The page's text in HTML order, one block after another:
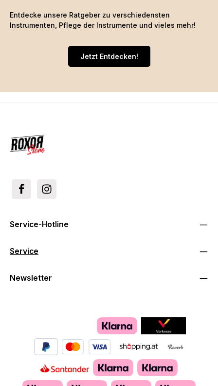
Entdecke unsere Ratgeber zu verschiedensten
Instrumenten, Pflege der Instrumente und vieles mehr!
Jetzt Entdecken!
Service-Hotline
Service
Newsletter